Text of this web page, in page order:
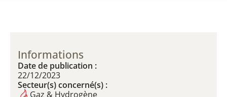
Informations
Date de publication :
22/12/2023
Secteur(s) concerné(s) :
Gaz & Hydrogène